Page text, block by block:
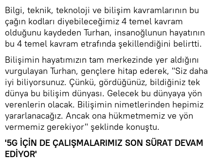
Bilgi, teknik, teknoloji ve bilişim kavramlarının bu
çağın kodları diyebileceğimiz 4 temel kavram
olduğunu kaydeden Turhan, insanoğlunun hayatının
bu 4 temel kavram etrafında şekillendiğini belirtti.
Bilişimin hayatımızın tam merkezinde yer aldığını
vurgulayan Turhan, gençlere hitap ederek, "Siz daha
iyi biliyorsunuz. Çünkü, gördüğünüz, bildiğiniz tek
dünya bu bilişim dünyası. Gelecek bu dünyaya yön
verenlerin olacak. Bilişimin nimetlerinden hepimiz
yararlanacağız. Ancak ona hükmetmemiz ve yön
vermemiz gerekiyor" şeklinde konuştu.
'5G İÇİN DE ÇALIŞMALARIMIZ SON SÜRAT DEVAM
EDİYOR'